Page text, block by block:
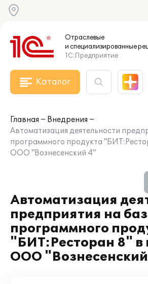
Отраслевые
и специализированные
1С:Предприятие
Каталог
Главная
Внедрения
Автоматизация деятельности
программного продукта
ООО "Вознесенский 4"
Автоматизация
предприятия на
программного
"БИТ:Ресторан 8" в
ООО